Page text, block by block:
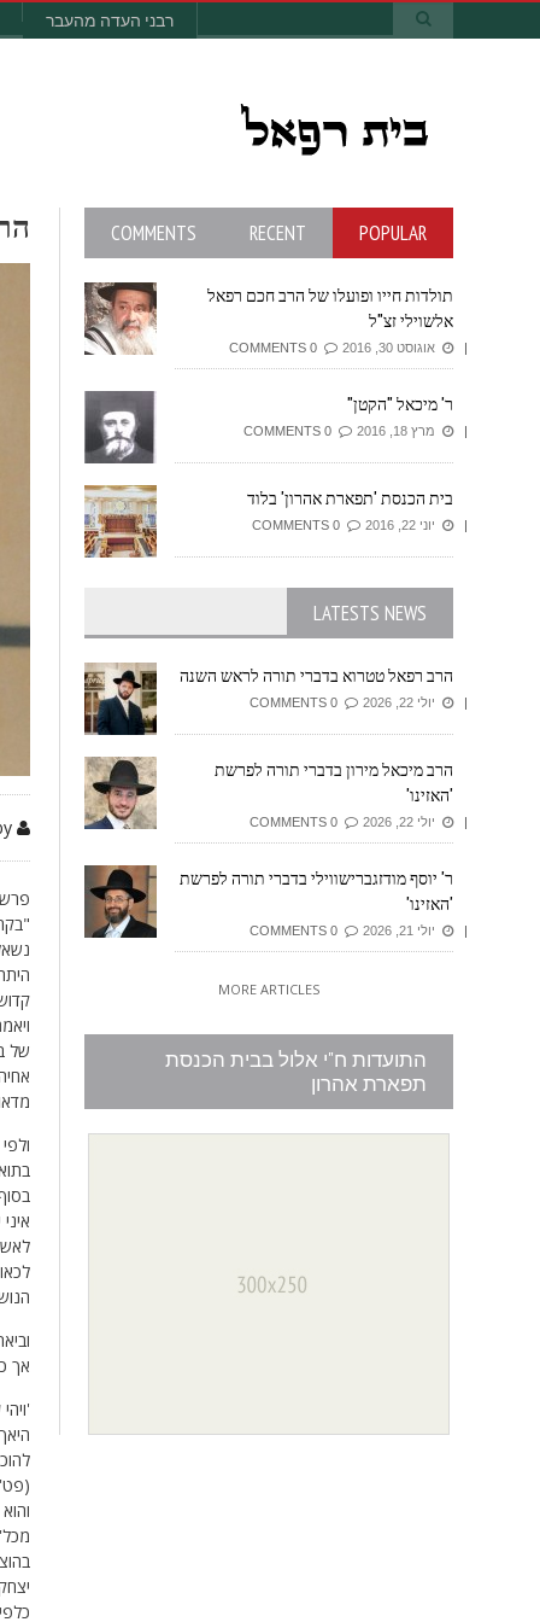
רבני העדה מהעבר
של
אך
POPULAR
RECENT
COMMENTS
תולדות חייו ופועלו של הרב חכם רפאל
אלשוילי זצ"ל
אוגוסט 30, 2016
ר' מיכאל "הקטן"
מרץ 18, 2016
בית הכנסת 'תפארת אהרון' בלוד
יוני 22, 2016
LATESTS NEWS
הרב רפאל טטרוא בדברי תורה לראש השנה
יולי 22, 2026
הרב מיכאל מירון בדברי תורה לפרשת
'האזינו'
יולי 22, 2026
ר' יוסף מודזגברישווילי בדברי תורה לפרשת
'האזינו'
יולי 21, 2026
MORE ARTICLES
התועדות ח"י אלול בבית הכנסת
תפארת אהרון